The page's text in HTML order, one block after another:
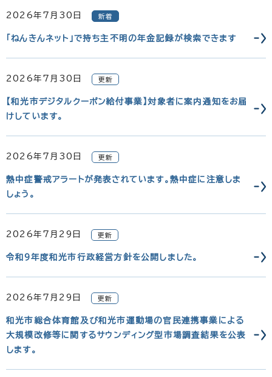
2026年7月30日 新着
「ねんきんネット」で持ち主不明の年金記録が検索できます
2026年7月30日 更新
【和光市デジタルクーポン給付事業】対象者に案内通知をお届
けしています。
2026年7月30日 更新
熱中症警戒アラートが発表されています。熱中症に注意しま
しょう。
2026年7月29日 更新
令和9年度和光市行政経営方針を公開しました。
2026年7月29日 更新
和光市総合体育館及び和光市運動場の官民連携事業による
大規模改修等に関するサウンディング型市場調査結果を公表
します。